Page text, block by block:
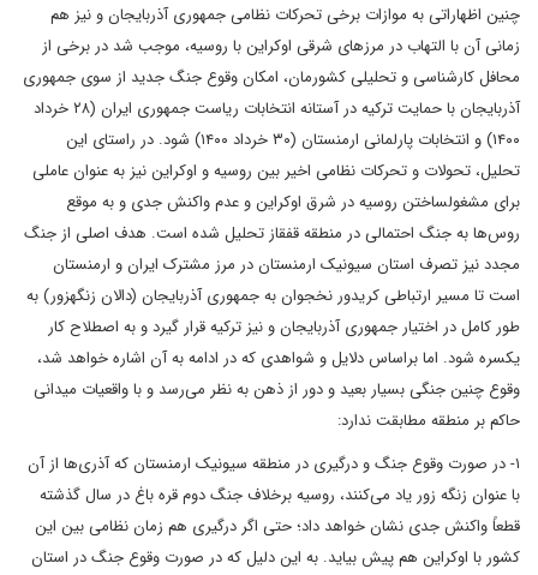
چنین اظهاراتی به موازات برخی تحرکات نظامی جمهوری آذربایجان و نیز هم
زمانی آن با التهاب در مرزهای شرقی اوکراین با روسیه، موجب شد در برخی از
محافل کارشناسی و تحلیلی کشورمان، امکان وقوع جنگ جدید از سوی جمهوری
آذربایجان با حمایت ترکیه در آستانه انتخابات ریاست جمهوری ایران (۲۸ خرداد
۱۴۰۰) و انتخابات پارلمانی ارمنستان (۳۰ خرداد ۱۴۰۰) شود. در راستای این
تحلیل، تحولات و تحرکات نظامی اخیر بین روسیه و اوکراین نیز به عنوان عاملی
برای مشغول­ساختن روسیه در شرق اوکراین و عدم واکنش جدی و به موقع
روس‌ها به جنگ احتمالی در منطقه قفقاز تحلیل شده است. هدف اصلی از جنگ
مجدد نیز تصرف استان سیونیک ارمنستان در مرز مشترک ایران و ارمنستان
است تا مسیر ارتباطی کریدور نخجوان به جمهوری آذربایجان (دالان زنگه­زور) به
طور کامل در اختیار جمهوری آذربایجان و نیز ترکیه قرار گیرد و به اصطلاح کار
یکسره شود. اما براساس دلایل و شواهدی که در ادامه به آن اشاره خواهد شد،
وقوع چنین جنگی بسیار بعید و دور از ذهن‌‌ به نظر می‌رسد و با واقعیات میدانی
حاکم بر منطقه مطابقت ندارد:
۱- در صورت وقوع جنگ و درگیری در منطقه سیونیک ارمنستان که آذری‌ها از آن
با عنوان زنگه زور یاد‌‌‌‌‌‌ می‌کنند، روسیه برخلاف جنگ دوم قره باغ در سال گذشته
قطعاً واکنش جدی نشان خواهد داد؛ حتی اگر درگیری هم زمان نظامی بین این
کشور با اوکراین هم پیش بیاید. به این دلیل که در صورت وقوع جنگ در استان